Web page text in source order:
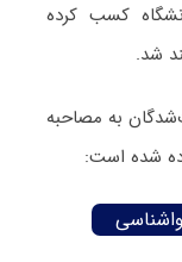
کسب کرده
شد.
به مصاحبه
شده است: